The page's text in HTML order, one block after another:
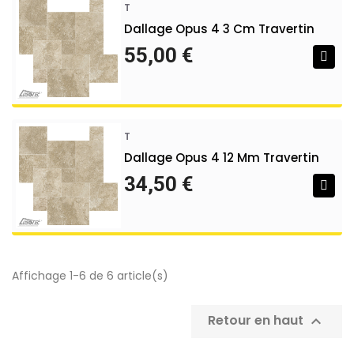
T
Dallage Opus 4 3 Cm Travertin
55,00 €
T
Dallage Opus 4 12 Mm Travertin
34,50 €
Affichage 1-6 de 6 article(s)
Retour en haut 